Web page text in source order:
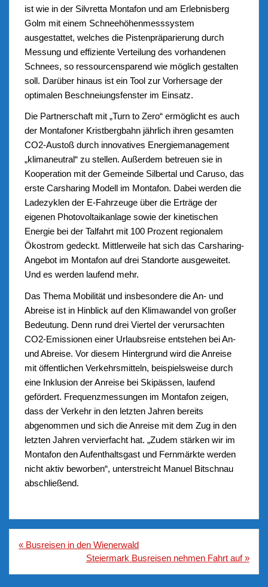
ist wie in der Silvretta Montafon und am Erlebnisberg
Golm mit einem Schneehöhenmesssystem
ausgestattet, welches die Pistenpräparierung durch
Messung und effiziente Verteilung des vorhandenen
Schnees, so ressourcensparend wie möglich gestalten
soll. Darüber hinaus ist ein Tool zur Vorhersage der
optimalen Beschneiungsfenster im Einsatz.
Die Partnerschaft mit „Turn to Zero“ ermöglicht es auch
der Montafoner Kristbergbahn jährlich ihren gesamten
CO2-Austoß durch innovatives Energiemanagement
„klimaneutral“ zu stellen. Außerdem betreuen sie in
Kooperation mit der Gemeinde Silbertal und Caruso, das
erste Carsharing Modell im Montafon. Dabei werden die
Ladezyklen der E-Fahrzeuge über die Erträge der
eigenen Photovoltaikanlage sowie der kinetischen
Energie bei der Talfahrt mit 100 Prozent regionalem
Ökostrom gedeckt. Mittlerweile hat sich das Carsharing-
Angebot im Montafon auf drei Standorte ausgeweitet.
Und es werden laufend mehr.
Das Thema Mobilität und insbesondere die An- und
Abreise ist in Hinblick auf den Klimawandel von großer
Bedeutung. Denn rund drei Viertel der verursachten
CO2-Emissionen einer Urlaubsreise entstehen bei An-
und Abreise. Vor diesem Hintergrund wird die Anreise
mit öffentlichen Verkehrsmitteln, beispielsweise durch
eine Inklusion der Anreise bei Skipässen, laufend
gefördert. Frequenzmessungen im Montafon zeigen,
dass der Verkehr in den letzten Jahren bereits
abgenommen und sich die Anreise mit dem Zug in den
letzten Jahren vervierfacht hat. „Zudem stärken wir im
Montafon den Aufenthaltsgast und Fernmärkte werden
nicht aktiv beworben“, unterstreicht Manuel Bitschnau
abschließend.
Beitragsnavigation
« Busreisen in den Wienerwald
Steiermark Busreisen nehmen Fahrt auf »